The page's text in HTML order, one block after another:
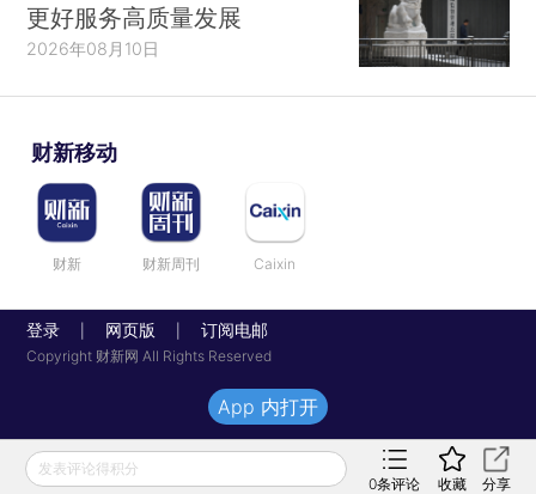
更好服务高质量发展
2026年08月10日
财新移动
财新 财新周刊 Caixin
登录 网页版 订阅电邮
Copyright 财新网 All Rights Reserved
发表评论得积分
0条评论 收藏 分享
App 内打开